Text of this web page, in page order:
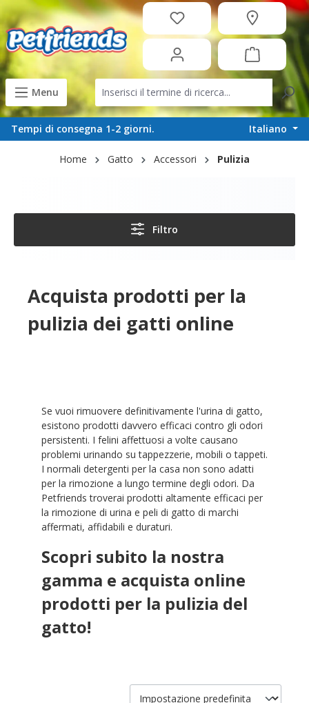
content
Menu
Tempi di consegna 1-2 giorni. Italiano
Home Gatto Accessori Pulizia
Filtro
Acquista prodotti per la
pulizia dei gatti online
Se vuoi rimuovere definitivamente l'urina di gatto,
esistono prodotti davvero efficaci contro gli odori
persistenti. I felini affettuosi a volte causano
problemi urinando su tappezzerie, mobili o tappeti.
I normali detergenti per la casa non sono adatti
per la rimozione a lungo termine degli odori. Da
Petfriends troverai prodotti altamente efficaci per
la rimozione di urina e peli di gatto di marchi
affermati, affidabili e duraturi.
Scopri subito la nostra
gamma e acquista online
prodotti per la pulizia del
gatto!